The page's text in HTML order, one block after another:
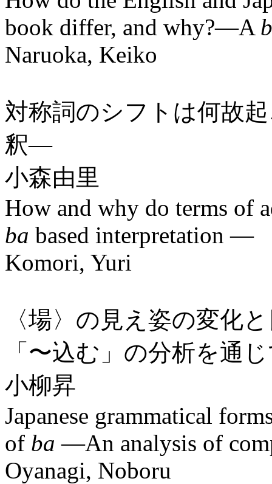
book differ, and why?—A
Naruoka, Keiko
対称詞のシフトは何故
釈―
小森由里
How and why do terms of
ba based interpretation —
Komori, Yuri
〈場〉の見え姿の変化
「〜込む」の分析を通
小柳昇
Japanese grammatical
of ba —An analysis of
Oyanagi, Noboru